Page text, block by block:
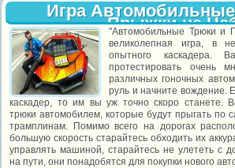
Игра
Прыжки на
"Автомобильные Трюки
великолепная игра, в
опытного каскадера.
протестировать очень
различных гоночных
руль и начните
каскадер, то им вы уж точно скоро станете.
трюки автомобилем, которые будут прыгать по
трамплинам. Помимо всего на дорогах
большую скорость старайтесь обходить их
управлять машиной, старайтесь не улететь с
на пути, они понадобятся для покупки нового